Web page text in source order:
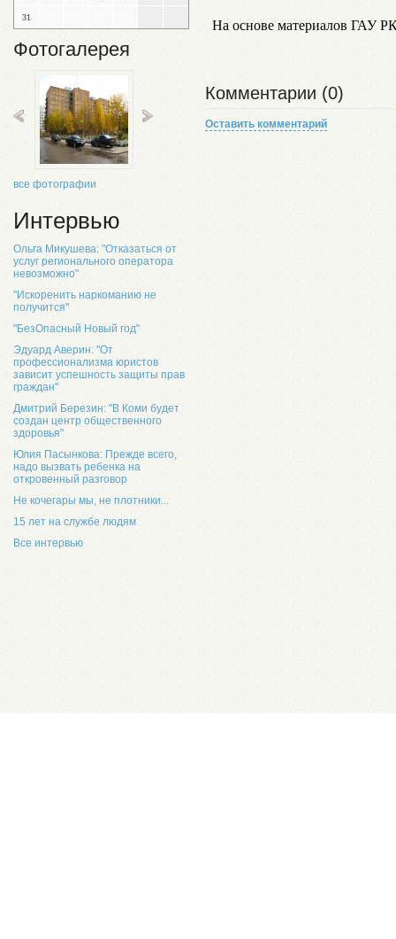
31
Фотогалерея
все фотографии
Интервью
Ольга Микушева: "Отказаться от
услуг регионального оператора
невозможно"
"Искоренить наркоманию не
получится"
"БезОпасный Новый год"
Эдуард Аверин: "От
профессионализма юристов
зависит успешность защиты прав
граждан"
Дмитрий Березин: "В Коми будет
создан центр общественного
здоровья"
Юлия Пасынкова: Прежде всего,
надо вызвать ребенка на
откровенный разговор
Не кочегары мы, не плотники...
15 лет на службе людям
Все интервью
На основе материалов ГАУ
Комментарии (0)
Оставить комментарий